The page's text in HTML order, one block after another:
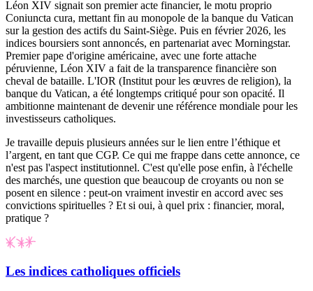
Léon XIV signait son premier acte financier, le motu proprio
Coniuncta cura, mettant fin au monopole de la banque du Vatican
sur la gestion des actifs du Saint-Siège. Puis en février 2026, les
indices boursiers sont annoncés, en partenariat avec Morningstar.
Premier pape d'origine américaine, avec une forte attache
péruvienne, Léon XIV a fait de la transparence financière son
cheval de bataille. L'IOR (Institut pour les œuvres de religion), la
banque du Vatican, a été longtemps critiqué pour son opacité. Il
ambitionne maintenant de devenir une référence mondiale pour les
investisseurs catholiques.
Je travaille depuis plusieurs années sur le lien entre l’éthique et
l’argent, en tant que CGP. Ce qui me frappe dans cette annonce, ce
n'est pas l'aspect institutionnel. C'est qu'elle pose enfin, à l'échelle
des marchés, une question que beaucoup de croyants ou non se
posent en silence : peut-on vraiment investir en accord avec ses
convictions spirituelles ? Et si oui, à quel prix : financier, moral,
pratique ?
Les indices catholiques officiels